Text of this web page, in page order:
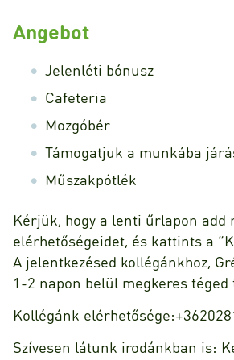
Angebot
Jelenléti bónusz
Cafeteria
Mozgóbér
Támogatjuk a munkába
Műszakpótlék
Kérjük, hogy a lenti űrlapon add
elérhetőségeidet, és kattints a
A jelentkezésed kollégánkhoz,
1-2 napon belül megkeres téged
Kollégánk
Szívesen látunk irodánkban is: